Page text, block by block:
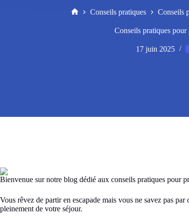
Conseils pratiques Conseils
Conseils pratiques
17 juin 2025
Bienvenue sur notre blog dédié aux conseils pratiques pour
Vous rêvez de partir en escapade mais vous ne savez pas
pleinement de votre séjour.